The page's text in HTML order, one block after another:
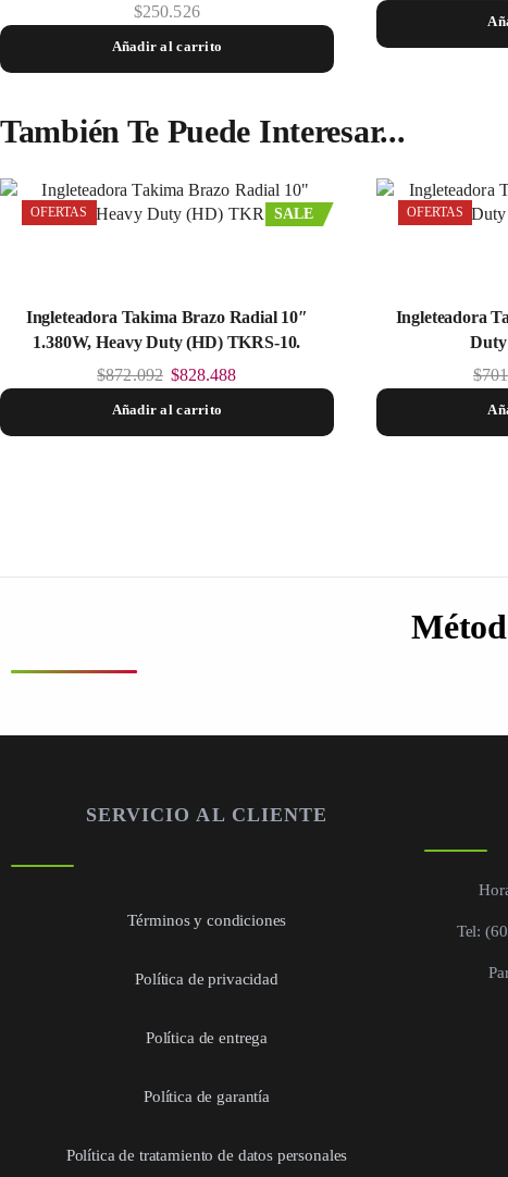
$250.526
Añadir al carrito
También Te Puede Interesar...
OFERTAS SALE
Ingleteadora Takima Brazo Radial 10″
1.380W, Heavy Duty (HD) TKRS-10.
$872.092 $828.488
Añadir al carrito
OFERTAS
Ingleteadora
Duty
$
SERVICIO AL CLIENTE
Términos y condiciones
Política de privacidad
Política de entrega
Política de garantía
Política de tratamiento de datos personales
Tel: